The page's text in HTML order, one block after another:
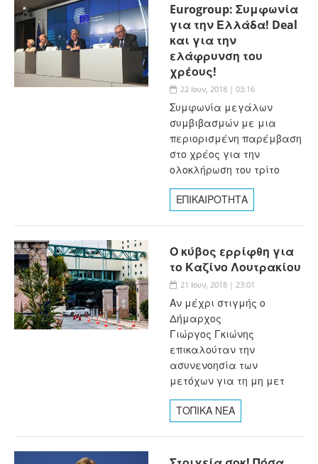
Eurogroup: Συμφωνία
για την Ελλάδα! Deal
και για την
ελάφρυνση του
χρέους!
22 Ιουν, 2018 | 03:16
Συμφωνία μεγάλων
συμβιβασμών με μια
περιορισμένη παρέμβαση
στο χρέος για την
ολοκλήρωση του τρίτο
ΕΠΙΚΑΙΡΟΤΗΤΑ
Ο κύβος ερρίφθη για
το Καζίνο Λουτρακίου
21 Ιουν, 2018 | 23:01
Αν μέχρι στιγμής ο
Δήμαρχος
Γιώργος Γκιώνης
επικαλούταν την
ασυνενοησία των
μετόχων για τη μη μετ
ΤΟΠΙΚΑ ΝΕΑ